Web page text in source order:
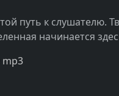
путь к слушателю.
начинается
mp3